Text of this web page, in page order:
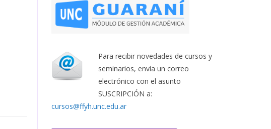
Para recibir novedades de cursos y
seminarios, envía un correo
electrónico con el asunto
SUSCRIPCIÓN a:
cursos@ffyh.unc.edu.ar